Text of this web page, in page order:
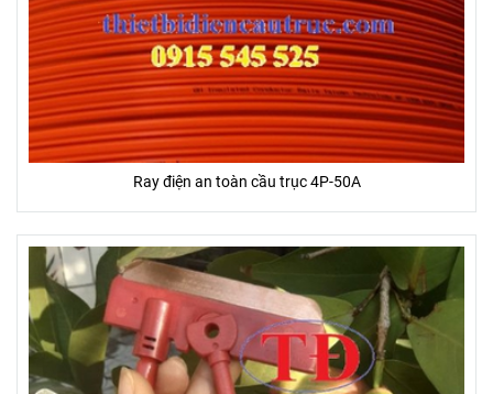
Ray điện an toàn cầu trục 4P-50A